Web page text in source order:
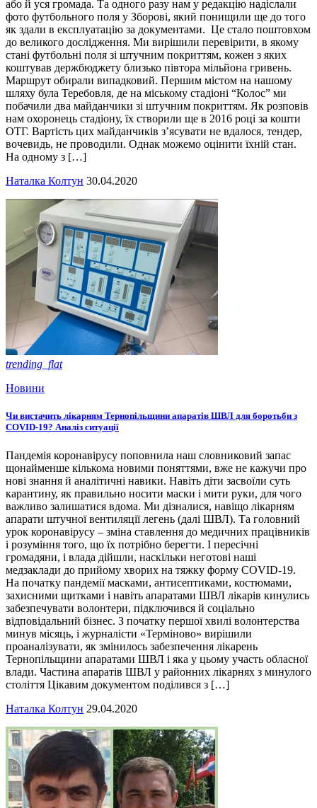
або й уся громада. Та одного разу нам у редакцію надіслали
фото футбольного поля у Зборові, який понищили ще до того
як здали в експлуатацію за документами. Це стало поштовхом
до великого дослідження. Ми вирішили перевірити, в якому
стані футбольні поля зі штучним покриттям, кожен з яких
коштував держбюджету близько півтора мільйона гривень.
Маршрут обирали випадковий. Першим містом на нашому
шляху була Теребовля, де на міському стадіоні “Колос” ми
побачили два майданчики зі штучним покриттям. Як розповів
нам охоронець стадіону, їх створили ще в 2016 році за кошти
ОТГ. Вартість цих майданчиків з’ясувати не вдалося, тендер,
вочевидь, не проводили. Однак можемо оцінити їхній стан.
На одному з […]
Наталка Колтун 30.04.2020
trending_flat
Новини
Чи вистачить лікарням Тернопільщини апаратів ШВЛ для боротьби з
COVID-19? Аналіз ситуації
Пандемія коронавірусу поповнила наш словниковий запас
щонайменше кількома новими поняттями, вже не кажучи про
нові знання й аналітичні навики. Навіть діти засвоїли суть
карантину, як правильно носити маски і мити руки, для чого
важливо залишатися вдома. Ми дізналися, навіщо лікарням
апарати штучної вентиляції легень (далі ШВЛ). Та головний
урок коронавірусу – зміна ставлення до медичних працівників
і розуміння того, що їх потрібно берегти. І пересічні
громадяни, і влада дійшли, наскільки неготові наші
медзаклади до прийому хворих на тяжку форму COVID-19.
На початку пандемії масками, антисептиками, костюмами,
захисними щитками і навіть апаратами ШВЛ лікарів кинулись
забезпечувати волонтери, підключився й соціально
відповідальний бізнес. З початку першої хвилі волонтерства
минув місяць, і журналісти «Терміново» вирішили
проаналізувати, як змінилось забезпечення лікарень
Тернопільщини апаратами ШВЛ і яка у цьому участь обласної
влади. Частина апаратів ШВЛ у районних лікарнях з минулого
століття Цікавим документом поділився з […]
Наталка Колтун 29.04.2020